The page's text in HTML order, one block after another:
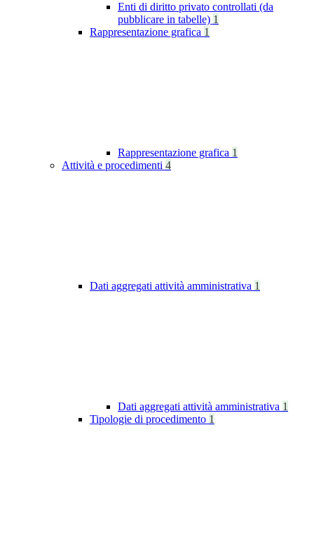
Enti di diritto privato controllati (da
pubblicare in tabelle) 1
Rappresentazione grafica 1
Rappresentazione grafica 1
Attività e procedimenti 4
Dati aggregati attività amministrativa 1
Dati aggregati attività amministrativa 1
Tipologie di procedimento 1